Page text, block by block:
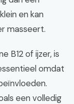
en kan
masseert.
B12 of ijzer, is
omdat
een volledig